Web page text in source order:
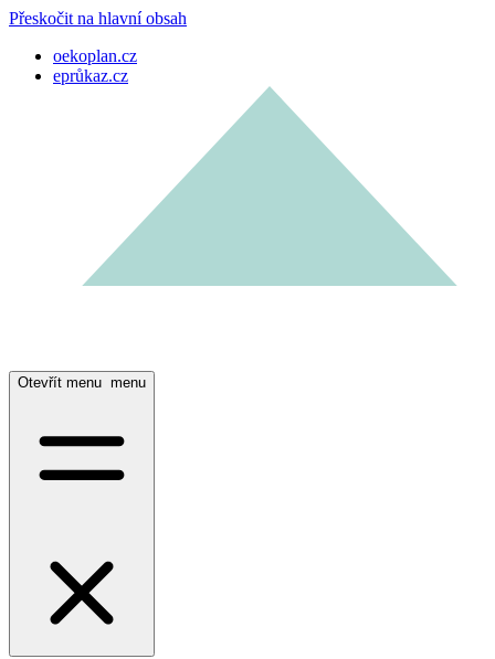
Přeskočit na hlavní obsah
oekoplan.cz
eprůkaz.cz
Otevřít menu menu